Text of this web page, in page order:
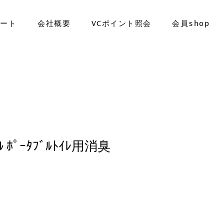
ト 会社概要 VCポイント照会 会員shop
ﾎﾟｰﾀﾌﾞﾙﾄｲﾚ用消臭